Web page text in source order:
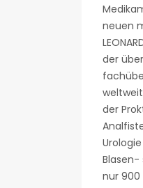
neuen
der
der
Blasen-
nur 900